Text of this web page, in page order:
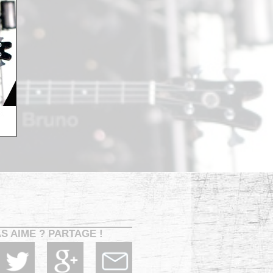
AIME ? PARTAGE !